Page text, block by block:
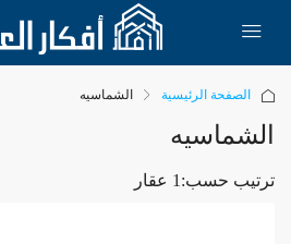
الصفحة الرئيسية الشماسيه
الشماسيه
1 عقار ترتيب حسب: